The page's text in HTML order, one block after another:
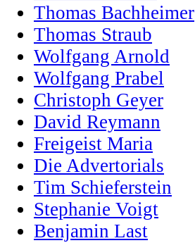
Thomas Bachheimer
Thomas Straub
Wolfgang Arnold
Wolfgang Prabel
Christoph Geyer
David Reymann
Freigeist Maria
Die Advertorials
Tim Schieferstein
Stephanie Voigt
Benjamin Last